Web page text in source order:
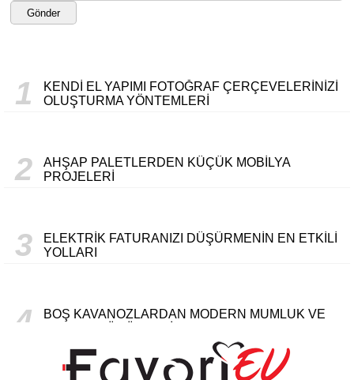
Gönder
1
KENDI EL YAPIMI FOTOĞRAF ÇERÇEVELERINIZI
OLUŞTURMA YÖNTEMLERI
2
AHŞAP PALETLERDEN KÜÇÜK MOBILYA
PROJELERI
3
ELEKTRIK FATURANIZI DÜŞÜRMENIN EN ETKILI
YOLLARI
4
BOŞ KAVANOZLARDAN MODERN MUMLUK VE